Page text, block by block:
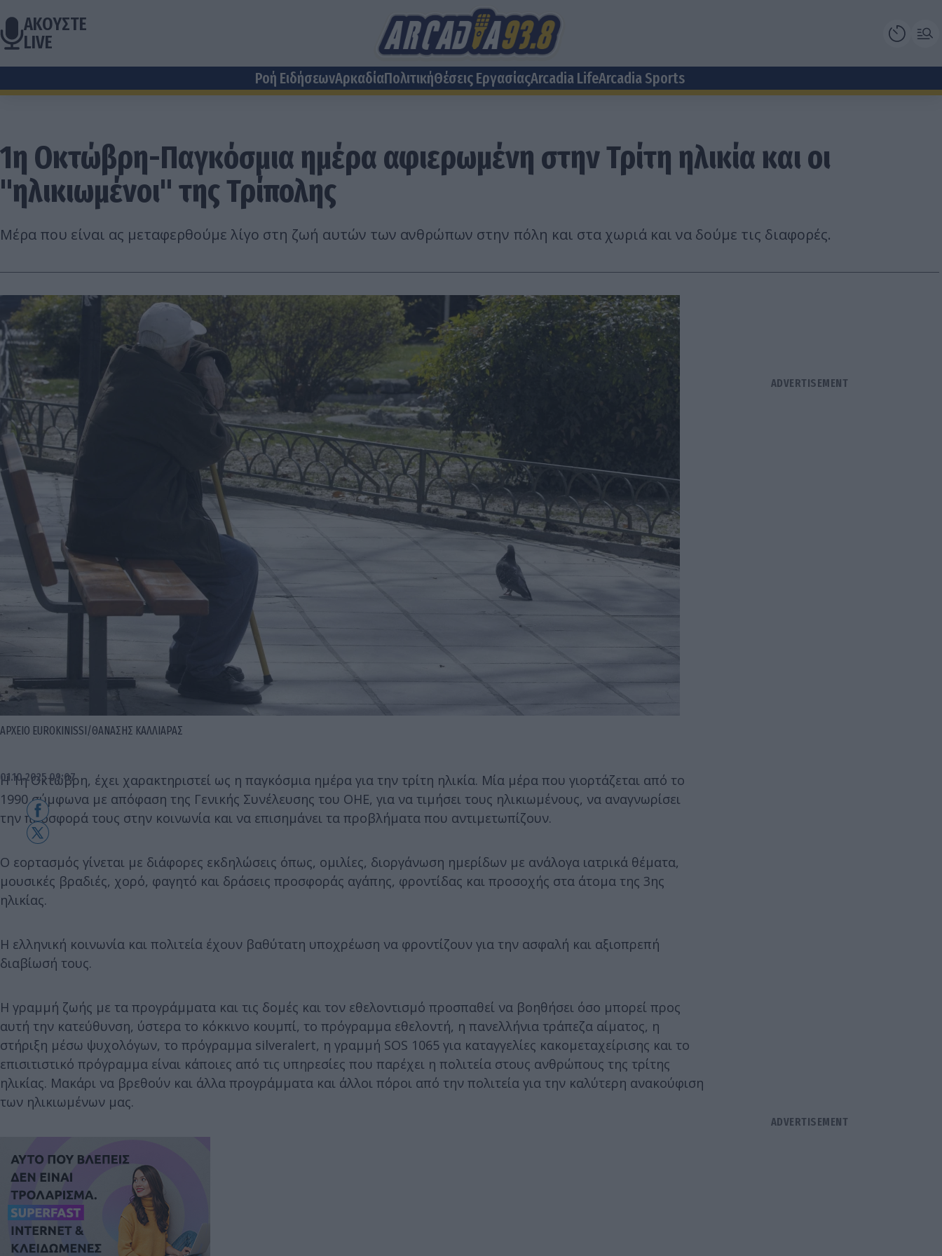
ΑΚΟΥΣΤΕ
LIVE
Ροή ΕιδήσεωνΑρκαδίαΠολιτικήΘέσεις EργασίαςArcadia LifeArcadia Sports
1η Οκτώβρη-Παγκόσμια ημέρα αφιερωμένη στην Τρίτη ηλικία και οι
"ηλικιωμένοι" της Τρίπολης
Μέρα που είναι ας μεταφερθούμε λίγο στη ζωή αυτών των ανθρώπων στην πόλη και στα χωριά και να δούμε τις διαφορές.
ΑΡΧΕΙΟ EUROKINISSI/ΘΑΝΑΣΗΣ ΚΑΛΛΙΑΡΑΣ
01.10.2025 09:07
Η 1η Οκτώβρη, έχει χαρακτηριστεί ως η παγκόσμια ημέρα για την τρίτη ηλικία. Μία μέρα που γιορτάζεται από το
1990 σύμφωνα με απόφαση της Γενικής Συνέλευσης του ΟΗΕ, για να τιμήσει τους ηλικιωμένους, να αναγνωρίσει
την προσφορά τους στην κοινωνία και να επισημάνει τα προβλήματα που αντιμετωπίζουν.
Ο εορτασμός γίνεται με διάφορες εκδηλώσεις όπως, ομιλίες, διοργάνωση ημερίδων με ανάλογα ιατρικά θέματα,
μουσικές βραδιές, χορό, φαγητό και δράσεις προσφοράς αγάπης, φροντίδας και προσοχής στα άτομα της 3ης
ηλικίας.
Η ελληνική κοινωνία και πολιτεία έχουν βαθύτατη υποχρέωση να φροντίζουν για την ασφαλή και αξιοπρεπή
διαβίωσή τους.
H γραμμή ζωής με τα προγράμματα και τις δομές και τον εθελοντισμό προσπαθεί να βοηθήσει όσο μπορεί προς
αυτή την κατεύθυνση, ύστερα το κόκκινο κουμπί, το πρόγραμμα εθελοντή, η πανελλήνια τράπεζα αίματος, η
στήριξη μέσω ψυχολόγων, το πρόγραμμα silveralert, η γραμμή SOS 1065 για καταγγελίες κακομεταχείρισης και το
επισιτιστικό πρόγραμμα είναι κάποιες από τις υπηρεσίες που παρέχει η πολιτεία στους ανθρώπους της τρίτης
ηλικίας. Μακάρι να βρεθούν και άλλα προγράμματα και άλλοι πόροι από την πολιτεία για την καλύτερη ανακούφιση
των ηλικιωμένων μας.